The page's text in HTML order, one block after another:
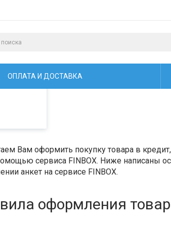
ОПЛАТА И ДОСТАВКА
Вам оформить покупку товара в
сервиса FINBOX. Ниже написаны
анкет на сервисе FINBOX.
оформления